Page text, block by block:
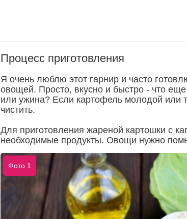
Процесс приготовления
Я очень люблю этот гарнир и часто
овощей. Просто, вкусно и быстро - что
или ужина? Если картофель молодой или
чистить.
Для приготовления жареной картошки с
необходимые продукты. Овощи нужно
Фото 1